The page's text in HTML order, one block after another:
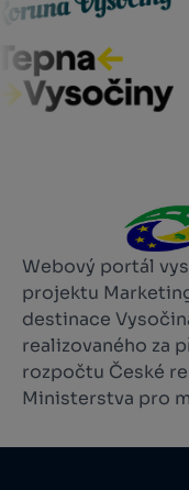
Webový portál
projektu
destinace
realizovaného za
rozpočtu České
Ministerstva pro